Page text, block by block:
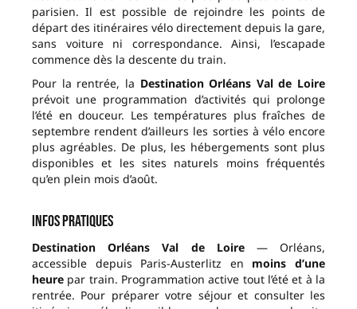
parisien. Il est possible de rejoindre les points de
départ des itinéraires vélo directement depuis la gare,
sans voiture ni correspondance. Ainsi, l’escapade
commence dès la descente du train.
Pour la rentrée, la Destination Orléans Val de Loire
prévoit une programmation d’activités qui prolonge
l’été en douceur. Les températures plus fraîches de
septembre rendent d’ailleurs les sorties à vélo encore
plus agréables. De plus, les hébergements sont plus
disponibles et les sites naturels moins fréquentés
qu’en plein mois d’août.
Infos pratiques
Destination Orléans Val de Loire— Orléans,
accessible depuis Paris-Austerlitz en moins d’une
heure par train. Programmation active tout l’été et à la
rentrée. Pour préparer votre séjour et consulter les